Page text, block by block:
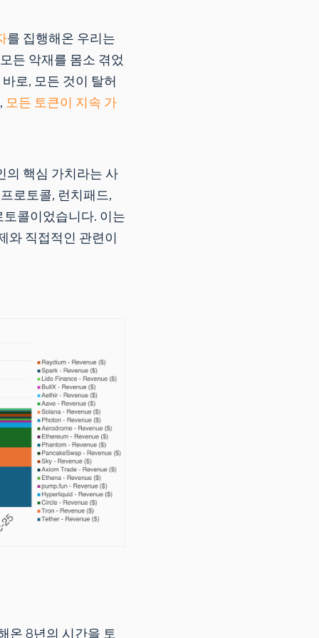
를 집행해온 우리는
든 악재를 몸소 겪었
로, 모든 것이 탈허
, 모든 토큰이 지속 가
의 핵심 가치라는 사
로토콜, 런치패드,
콜이었습니다. 이는
와 직접적인 관련이
온 8년의 시간을 토